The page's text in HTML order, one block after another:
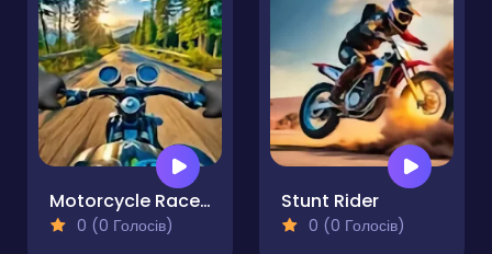
Motorcycle Racer. Road Mayhem
0 (0 Голосів)
Stunt Rider
0 (0 Голосів)